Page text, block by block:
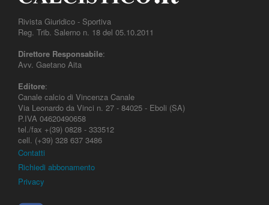
Rivista Giuridico - Sportiva
Reg. Trib. Salerno n. 18 del 05.10.2011
Direttore Responsabile:
Avv. Gaetano Aita
Editore:
Canale calcio di Vincenza Canale
Via Leonardo da Vinci n. 27 - 84025 - Eboli (SA)
P.IVA 04620490658
tel./fax +(39) 0828 - 333512
cell. (+39) 328 637 3486
Contatti
Richiedi abbonamento
Privacy